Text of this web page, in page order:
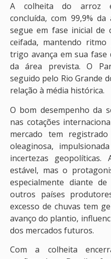
A colheita do arroz
concluída, com 99,9%
segue em fase inicial de
ceifada, mantendo
trigo avança em sua fase
da área prevista. O
seguido pelo Rio Grande
relação à média histórica.
O bom desempenho da
nas cotações
mercado tem
oleaginosa,
incertezas
estável, mas o
especialmente diante
outros países
excesso de chuvas tem
avanço do plantio,
dos mercados futuros.
Com a colheita